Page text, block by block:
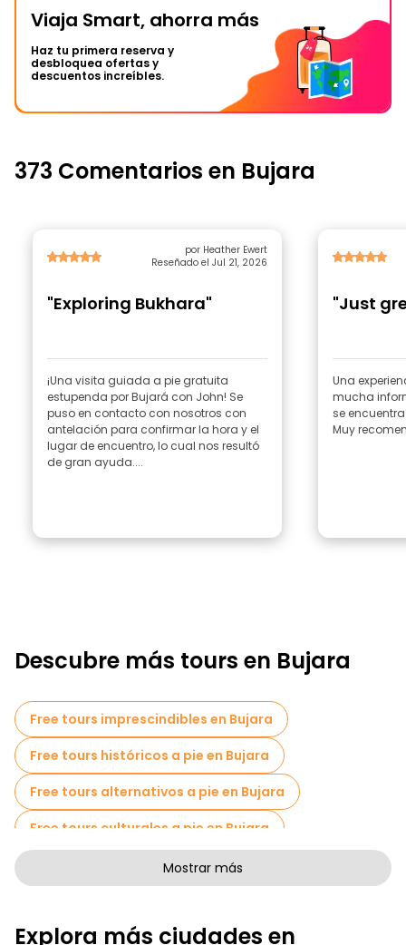
Viaja Smart, ahorra más
Haz tu primera reserva y
desbloquea ofertas y
descuentos increíbles.
373 Comentarios en Bujara
por Heather Ewert
Reseñado el Jul 21, 2026
"Exploring Bukhara"
¡Una visita guiada a pie gratuita
estupenda por Bujará con John! Se
puso en contacto con nosotros con
antelación para confirmar la hora y el
lugar de encuentro, lo cual nos resultó
de gran ayuda....
"Just
Una
mucha
se
Muy
Descubre más tours en Bujara
Free tours imprescindibles en Bujara
Free tours históricos a pie en Bujara
Free tours alternativos a pie en Bujara
Free tours culturales a pie en Bujara
Free tours de arte a pie en Bujara
Museos en Bujara
Mostrar más
Explora más ciudades en